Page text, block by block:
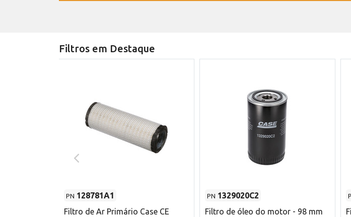
Filtros em Destaque
PN 128781A1
Filtro de Ar Primário Case CE
PN 1329020C2
Filtro de óleo do motor - 98 mm